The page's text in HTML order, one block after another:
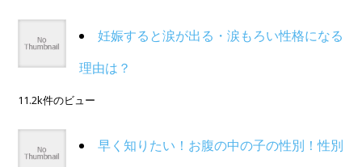
妊娠すると涙が出る・涙もろい性格になる
理由は？
11.2k件のビュー
早く知りたい！お腹の中の子の性別！性別